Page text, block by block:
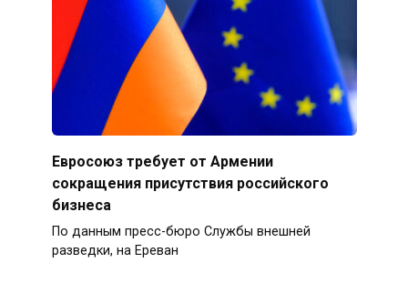
Евросоюз требует от Армении
сокращения присутствия российского
бизнеса
По данным пресс-бюро Службы внешней
разведки, на Ереван